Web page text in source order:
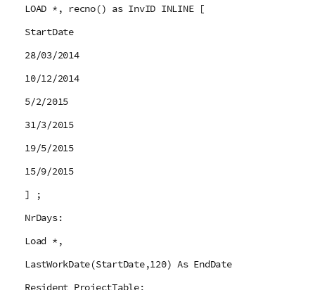
LOAD *, recno() as InvID INLINE [
StartDate
28/03/2014
10/12/2014
5/2/2015
31/3/2015
19/5/2015
15/9/2015
] ;
NrDays:
Load *,
LastWorkDate(StartDate,120) As EndDate
Resident ProjectTable;